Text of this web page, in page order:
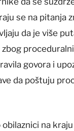
se na pitanja
da je više
govora i
da poštuju
na